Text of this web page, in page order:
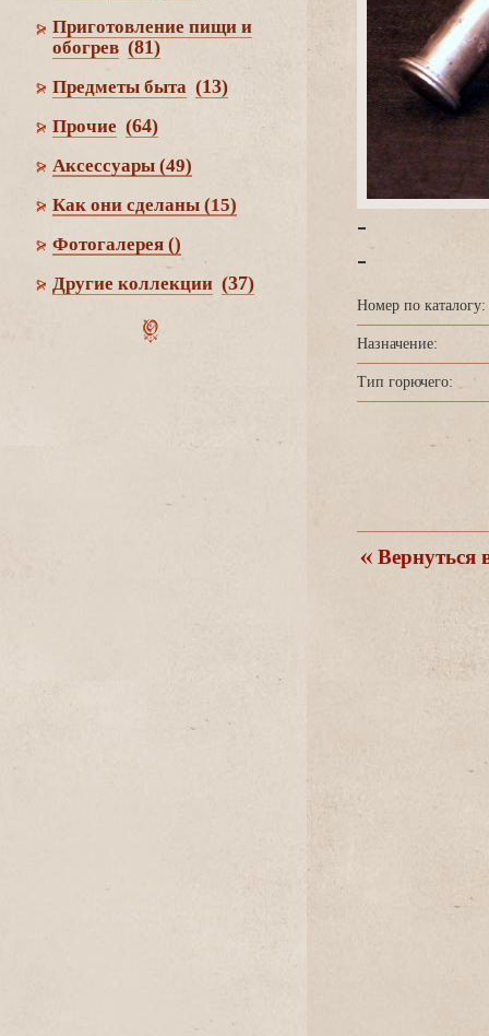
Приготовление пищи и
обогре (81)
Предметы быта (13)
Прочие (64)
Аксессуары (49)
Как они сделаны (15)
Фотогалерея ()
Другие коллекции (37)
-
-
Номер по каталогу:
Назначение:
Тип горючего:
ернуться